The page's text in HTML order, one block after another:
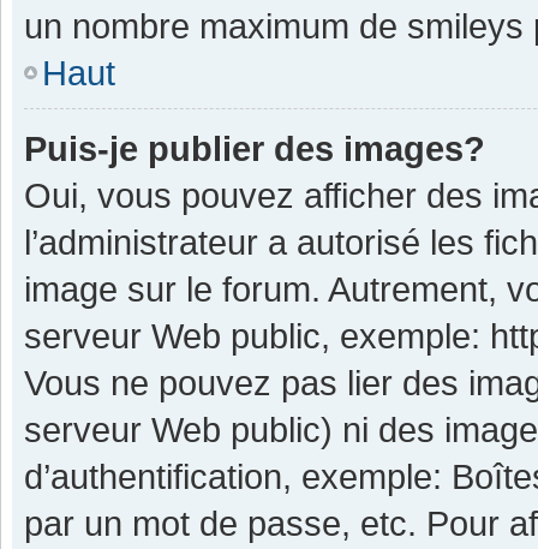
un nombre maximum de smileys
Haut
Puis-je publier des images?
Oui, vous pouvez afficher des
l’administrateur a autorisé les
image sur le forum. Autrement,
serveur Web public, exemple:
Vous ne pouvez pas lier des
serveur Web public) ni des
d’authentification, exemple:
par un mot de passe, etc. Pour